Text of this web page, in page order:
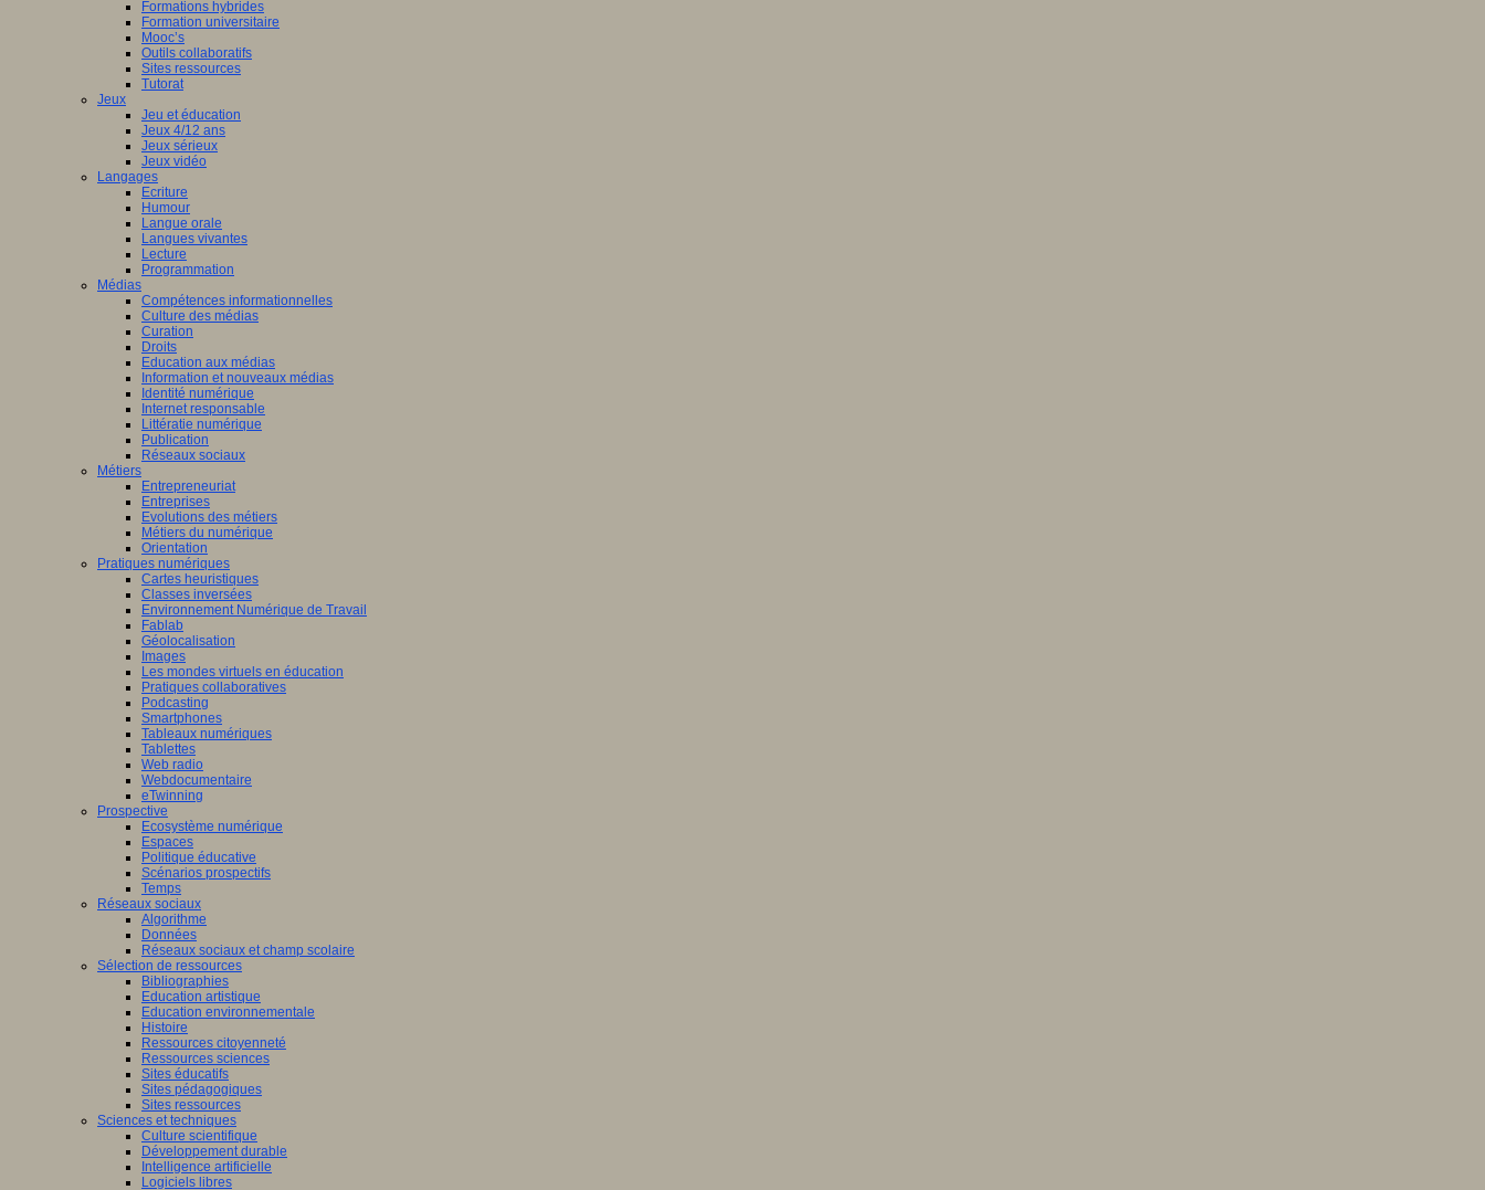
Formations hybrides
Formation universitaire
Mooc’s
Outils collaboratifs
Sites ressources
Tutorat
Jeux
Jeu et éducation
Jeux 4/12 ans
Jeux sérieux
Jeux vidéo
Langages
Ecriture
Humour
Langue orale
Langues vivantes
Lecture
Programmation
Médias
Compétences informationnelles
Culture des médias
Curation
Droits
Education aux médias
Information et nouveaux médias
Identité numérique
Internet responsable
Littératie numérique
Publication
Réseaux sociaux
Métiers
Entrepreneuriat
Entreprises
Evolutions des métiers
Métiers du numérique
Orientation
Pratiques numériques
Cartes heuristiques
Classes inversées
Environnement Numérique de Travail
Fablab
Géolocalisation
Images
Les mondes virtuels en éducation
Pratiques collaboratives
Podcasting
Smartphones
Tableaux numériques
Tablettes
Web radio
Webdocumentaire
eTwinning
Prospective
Ecosystème numérique
Espaces
Politique éducative
Scénarios prospectifs
Temps
Réseaux sociaux
Algorithme
Données
Réseaux sociaux et champ scolaire
Sélection de ressources
Bibliographies
Education artistique
Education environnementale
Histoire
Ressources citoyenneté
Ressources sciences
Sites éducatifs
Sites pédagogiques
Sites ressources
Sciences et techniques
Culture scientifique
Développement durable
Intelligence artificielle
Logiciels libres